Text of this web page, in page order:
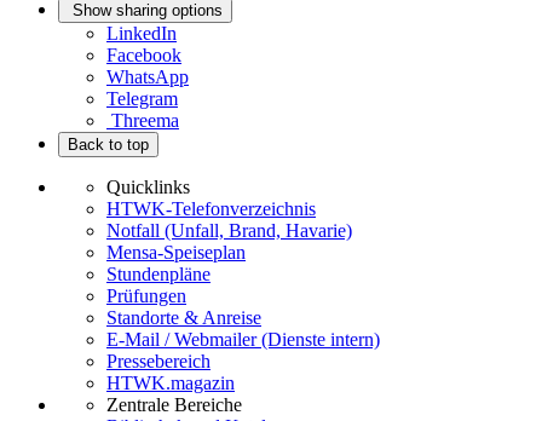
Show sharing options
LinkedIn
Facebook
WhatsApp
Telegram
Threema
Back to top
Quicklinks
HTWK-Telefonverzeichnis
Notfall (Unfall, Brand, Havarie)
Mensa-Speiseplan
Stundenpläne
Prüfungen
Standorte & Anreise
E-Mail / Webmailer (Dienste intern)
Pressebereich
HTWK.magazin
Zentrale Bereiche